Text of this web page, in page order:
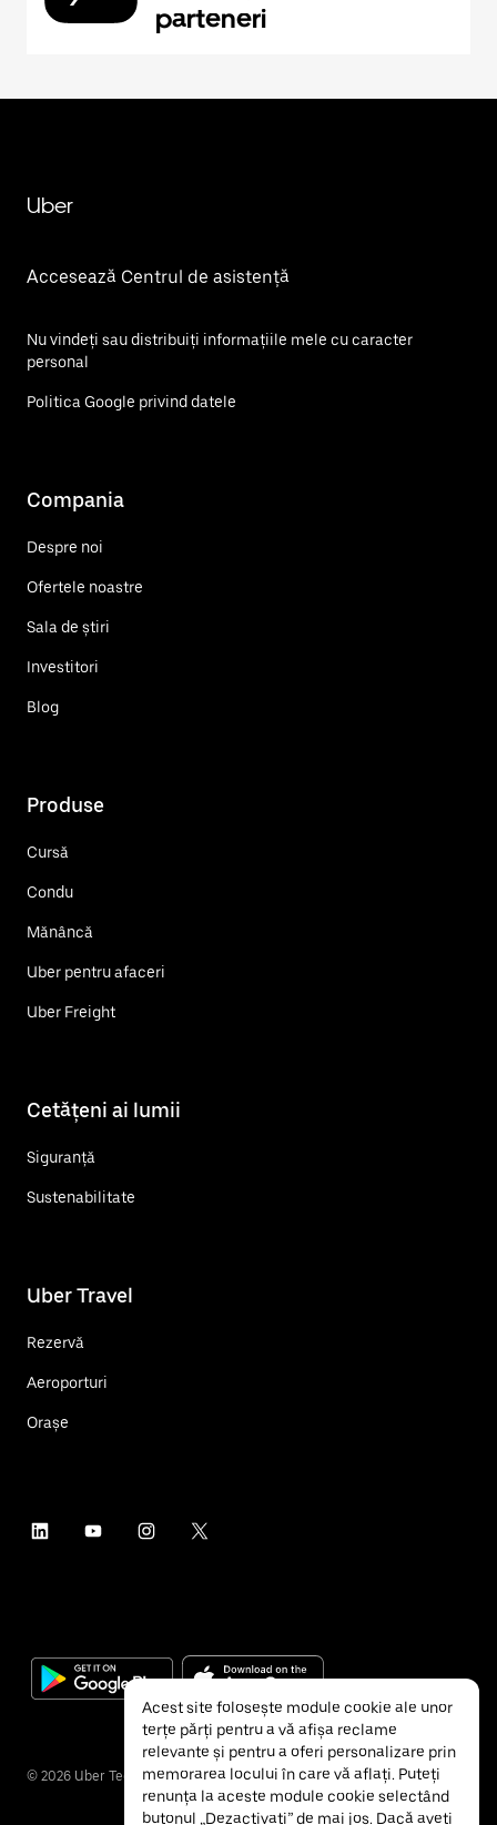
parteneri
Uber
Accesează Centrul de asistență
Nu vindeți sau distribuiți informațiile mele cu caracter
personal
Politica Google privind datele
Compania
Despre noi
Ofertele noastre
Sala de știri
Investitori
Blog
Produse
Cursă
Condu
Mănâncă
Uber pentru afaceri
Uber Freight
Cetățeni ai lumii
Siguranță
Sustenabilitate
Uber Travel
Rezervă
Aeroporturi
Orașe
© 2026 Uber Technologies Inc.
Acest site folosește module cookie ale unor
terțe părți pentru a vă afișa reclame
relevante și pentru a oferi personalizare prin
memorarea locului în care vă aflați. Puteți
renunța la aceste module cookie selectând
butonul „Dezactivați” de mai jos. Dacă aveți